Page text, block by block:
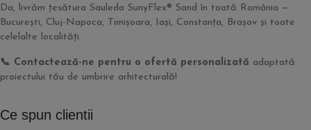
Da, livrăm țesătura Sauleda SunyFlex® Sand în toată România —
București, Cluj-Napoca, Timișoara, Iași, Constanța, Brașov și toate
celelalte localități.
📞 Contactează-ne pentru o ofertă personalizată adaptată
proiectului tău de umbrire arhitecturală!
Ce spun clientii